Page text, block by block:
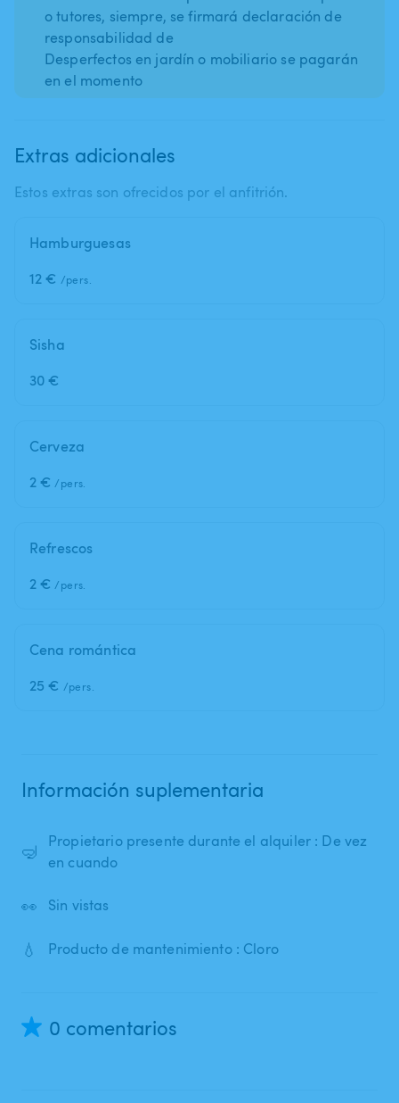
o tutores, siempre, se firmará declaración de
responsabilidad de
Desperfectos en jardín o mobiliario se pagarán
en el momento
Extras adicionales
Estos extras son ofrecidos por el anfitrión.
Hamburguesas
12 € /pers.
Sisha
30 €
Cerveza
2 € /pers.
Refrescos
2 € /pers.
Cena romántica
25 € /pers.
Información suplementaria
🤿
Propietario presente durante el alquiler : De vez
en cuando
👀 Sin vistas
💧 Producto de mantenimiento : Cloro
0 comentarios